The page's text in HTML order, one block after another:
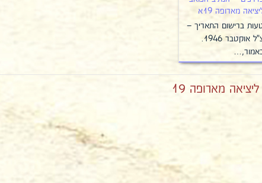
מארופה 19א
ברישום התאריך –
צ"ל אוקטבר 1946.
מארופה 19